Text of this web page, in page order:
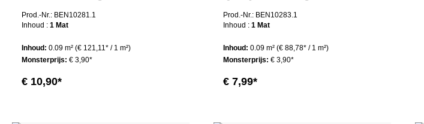
Prod.-Nr.: BEN10281.1
Inhoud : 1 Mat
Inhoud: 0.09 m² (€ 121,11* / 1 m²)
Monsterprijs: € 3,90*
€ 10,90*
Prod.-Nr.: BEN10283.1
Inhoud : 1 Mat
Inhoud: 0.09 m² (€ 88,78* / 1 m²)
Monsterprijs: € 3,90*
€ 7,99*